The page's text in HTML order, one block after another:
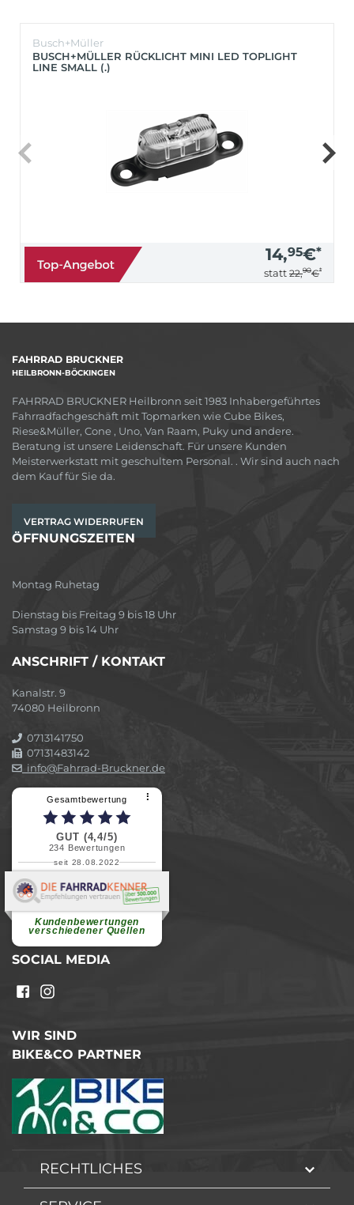
Busch+Müller
BUSCH+MÜLLER RÜCKLICHT MINI LED TOPLIGHT
LINE SMALL (.)
14,95€*
statt 22,90€*
FAHRRAD BRUCKNER
HEILBRONN-BÖCKINGEN
FAHRRAD BRUCKNER Heilbronn seit 1983 Inhabergeführtes
Fahrradfachgeschäft mit Topmarken wie Cube Bikes,
Riese&Müller, Cone , Uno, Van Raam, Puky und andere.
Beratung ist unsere Leidenschaft. Für unsere Kunden
Meisterwerkstatt mit geschultem Personal. . Wir sind auch nach
dem Kauf für Sie da.
VERTRAG WIDERRUFEN
ÖFFNUNGSZEITEN
Montag Ruhetag
Dienstag bis Freitag 9 bis 18 Uhr
Samstag 9 bis 14 Uhr
ANSCHRIFT / KONTAKT
Kanalstr. 9
74080 Heilbronn
0713141750
07131483142
info@Fahrrad-Bruckner.de
Gesamtbewertung ⠇
GUT (4,4/5)
234 Bewertungen
seit 28.08.2022
Kundenbewertungen
verschiedener Quellen
Elvira B.
Superschnelle und freundliche
weiterlesen
SOCIAL MEDIA
WIR SIND
BIKE&CO PARTNER
RECHTLICHES